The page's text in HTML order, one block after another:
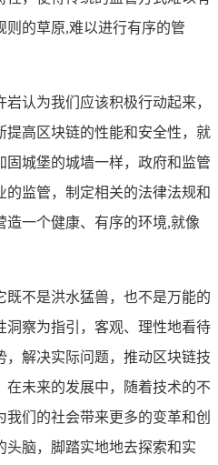
的草原,难以进行有序的管
认为我们应该积极行动起来，
提高区块链的性能和安全性，就
城堡的城墙一样，政府和监管
监管，制定相关的法律法规和
一个健康、有序的环境,就像
既不是洪水猛兽，也不是万能的
洞察为指引，客观、理性地看待
，解决实际问题，推动区块链技
未来的发展中，随着技术的不
们的社会带来更多的变革和创
脑，脚踏实地地去探索和实